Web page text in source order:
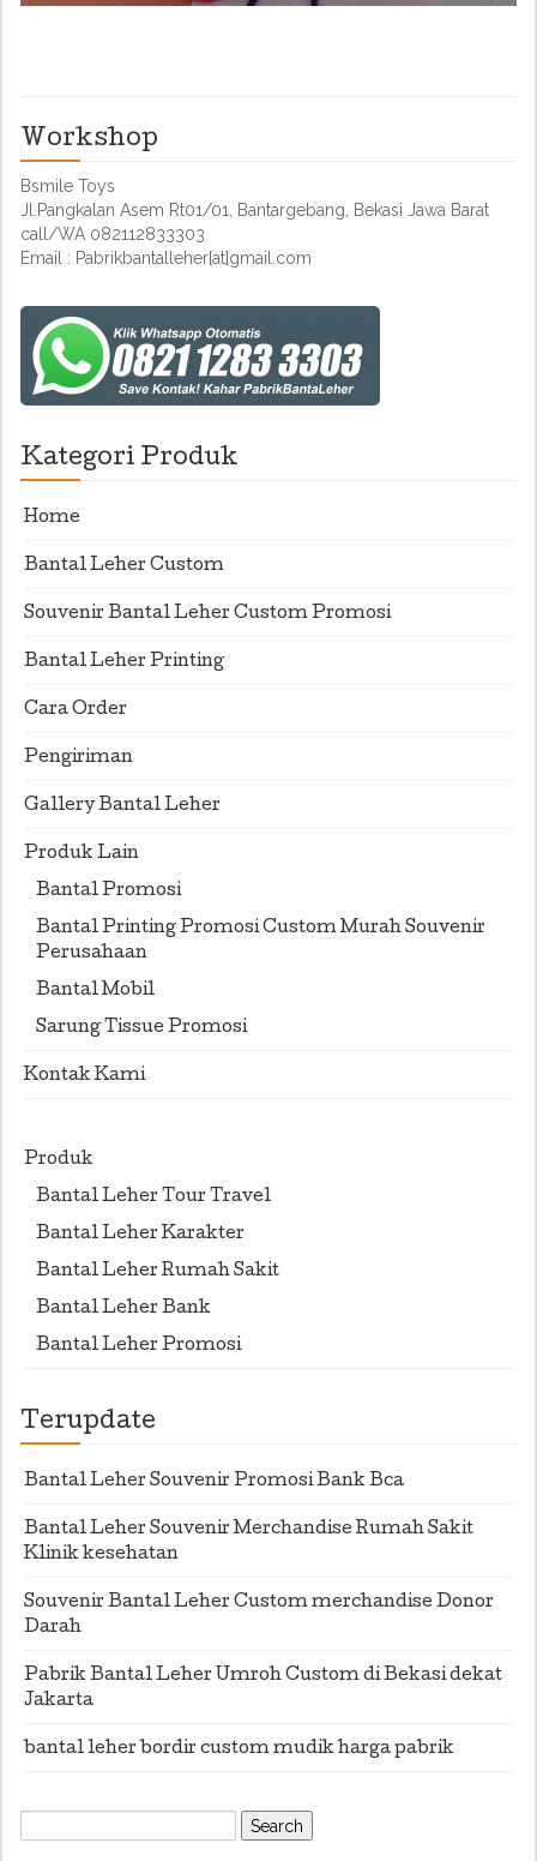
Workshop
Bsmile Toys
Jl.Pangkalan Asem Rt01/01, Bantargebang, Bekasi Jawa Barat
call/WA 082112833303
Email : Pabrikbantalleher[at]gmail.com
Kategori Produk
Home
Bantal Leher Custom
Souvenir Bantal Leher Custom Promosi
Bantal Leher Printing
Cara Order
Pengiriman
Gallery Bantal Leher
Produk Lain
Bantal Promosi
Bantal Printing Promosi Custom Murah Souvenir
Perusahaan
Bantal Mobil
Sarung Tissue Promosi
Kontak Kami
Produk
Bantal Leher Tour Travel
Bantal Leher Karakter
Bantal Leher Rumah Sakit
Bantal Leher Bank
Bantal Leher Promosi
Terupdate
Bantal Leher Souvenir Promosi Bank Bca
Bantal Leher Souvenir Merchandise Rumah Sakit
Klinik kesehatan
Souvenir Bantal Leher Custom merchandise Donor
Darah
Pabrik Bantal Leher Umroh Custom di Bekasi dekat
Jakarta
bantal leher bordir custom mudik harga pabrik
Search
for: